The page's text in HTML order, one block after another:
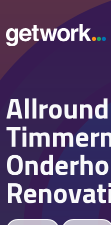
Allround